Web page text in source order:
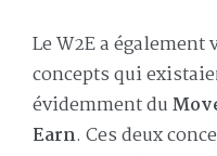
Le W2E a
concepts qui
évidemment du
Earn. Ces deux